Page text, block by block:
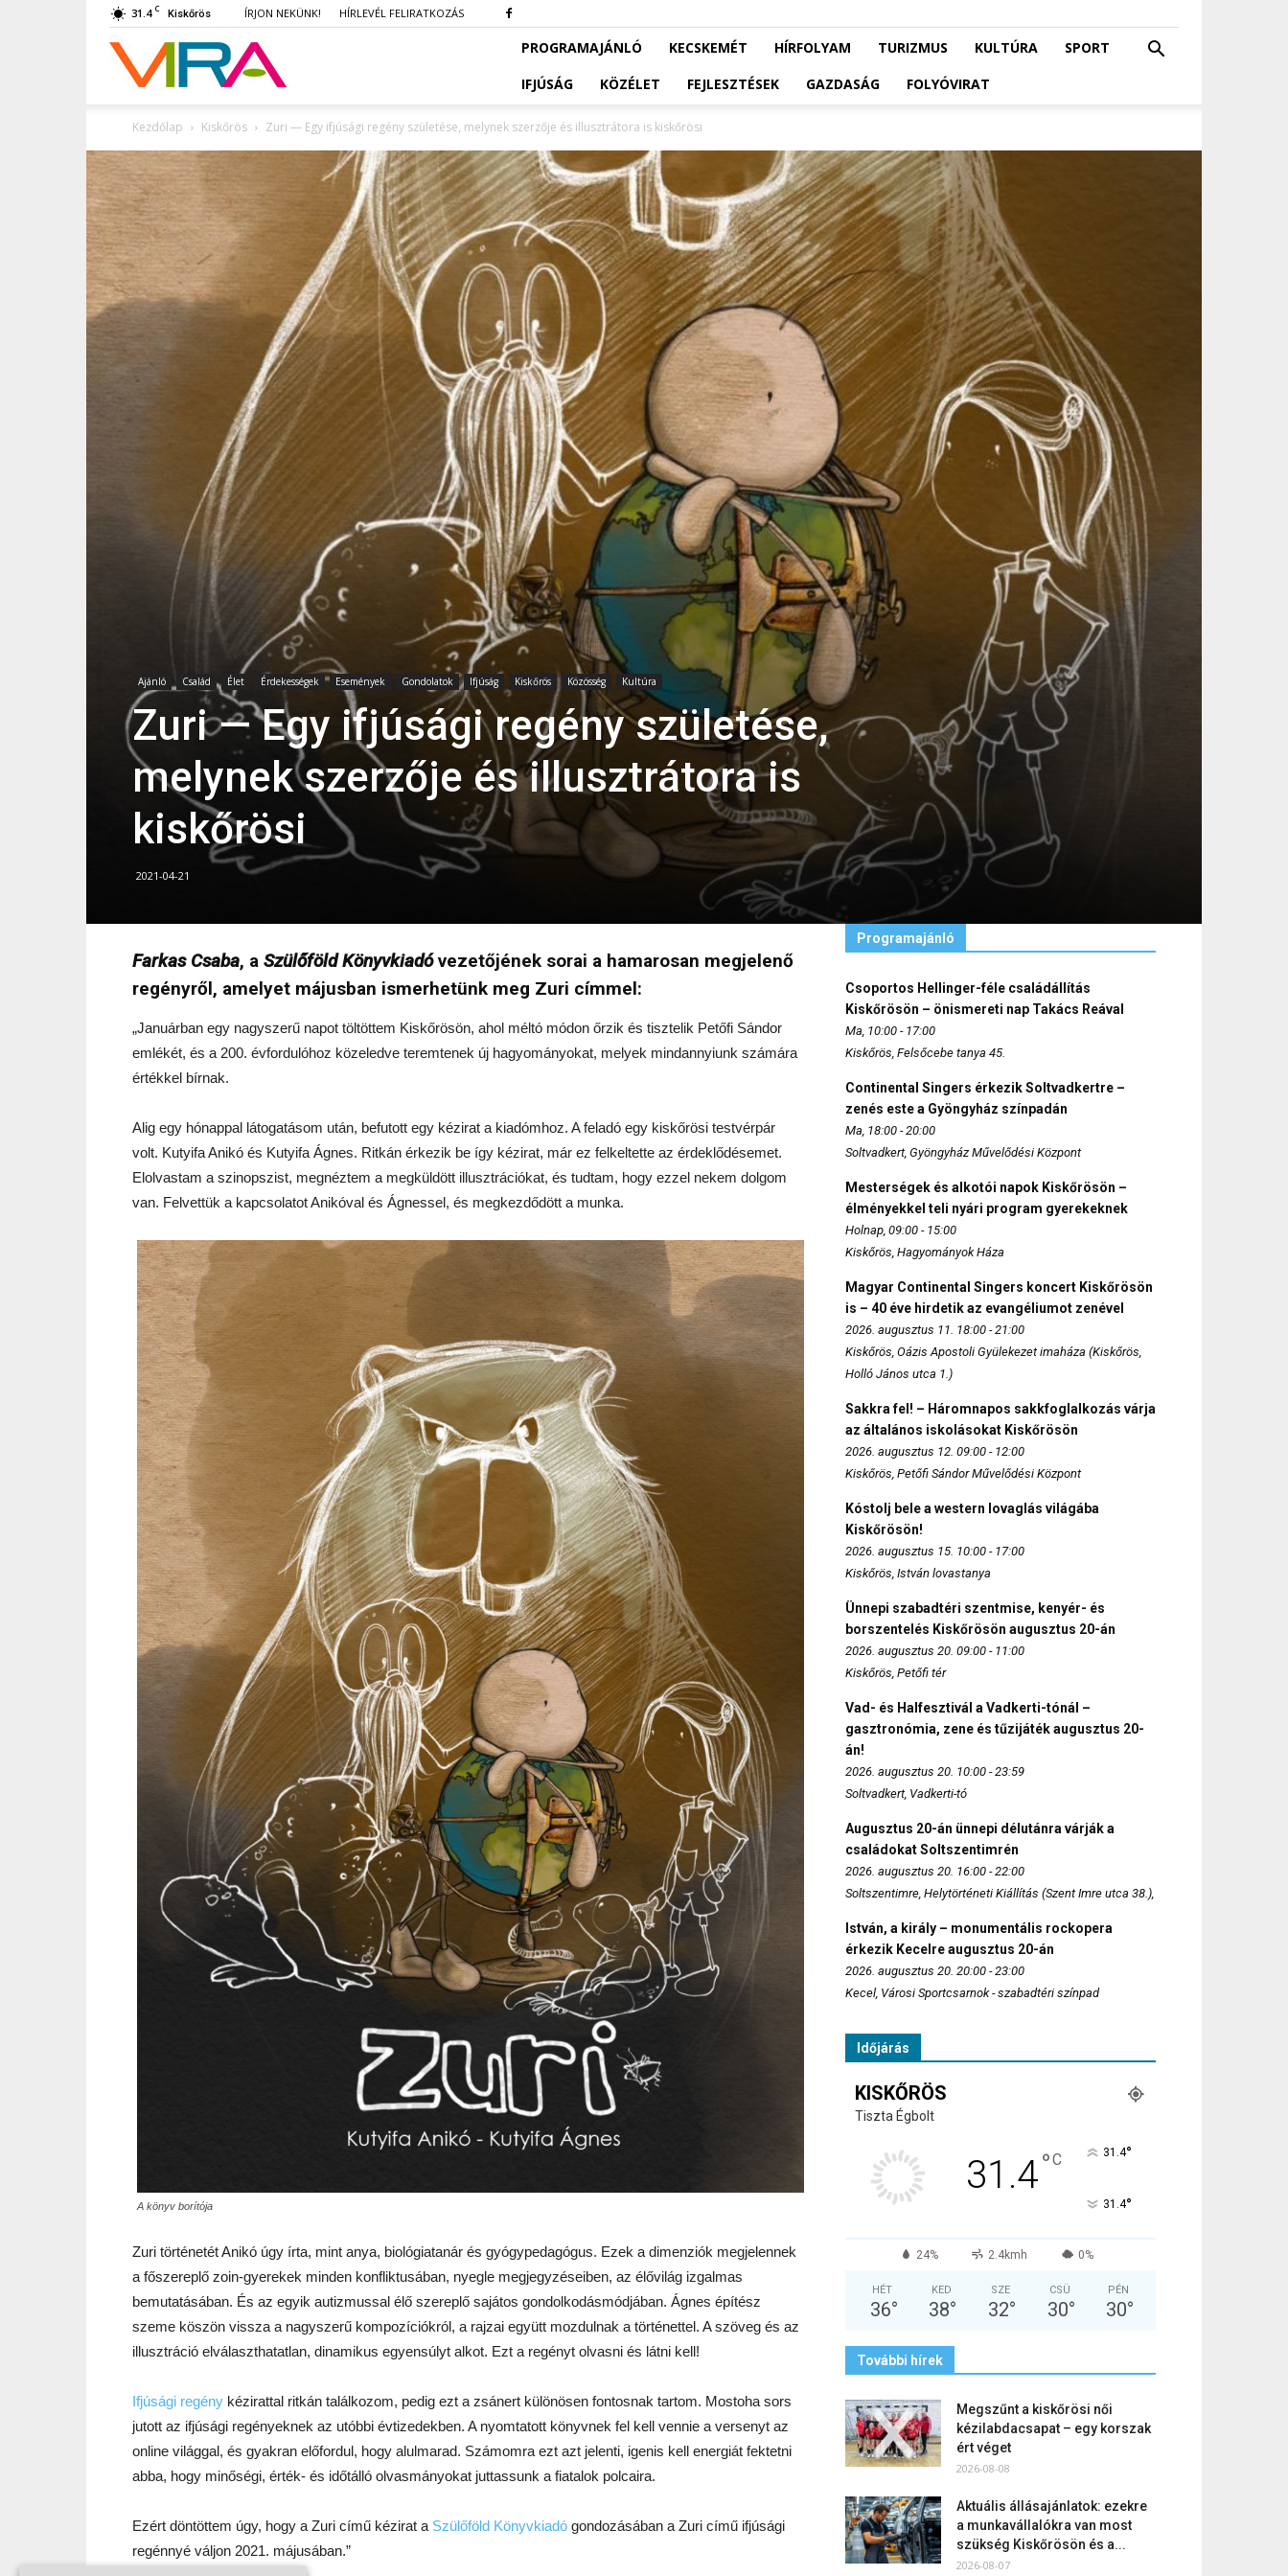
31.4 C Kiskőrös ÍRJON NEKÜNK! HÍRLEVÉL FELIRATKOZÁS
VIRA PROGRAMAJÁNLÓ KECSKEMÉT HÍRFOLYAM TURIZMUS KULTÚRA
SPORT
IFJÚSÁG
KÖZÉLET FEJLESZTÉSEK GAZDASÁG FOLYÓVIRAT
Kezdőlap Kiskőrös Zuri — Egy ifjúsági regény születése, melynek szerzője és illusztrátora is kiskőrösi
Ajánló Család Élet Érdekességek Események Gondolatok Ifjúság Kiskőrös Közösség Kultúra
Zuri — Egy ifjúsági regény születése,
melynek szerzője és illusztrátora is
kiskőrösi
2021-04-21
Farkas Csaba, a Szülőföld Könyvkiadóvezetőjének sorai a hamarosan megjelenő
regényről, amelyet májusban ismerhetünk meg Zuri címmel:
„Januárban egy nagyszerű napot töltöttem Kiskőrösön, ahol méltó módon őrzik és tisztelik Petőfi Sándor
emlékét, és a 200. évfordulóhoz közeledve teremtenek új hagyományokat, melyek mindannyiunk számára
értékkel bírnak.
Alig egy hónappal látogatásom után, befutott egy kézirat a kiadómhoz. A feladó egy kiskőrösi testvérpár
volt. Kutyifa Anikó és Kutyifa Ágnes. Ritkán érkezik be így kézirat, már ez felkeltette az érdeklődésemet.
Elolvastam a szinopszist, megnéztem a megküldött illusztrációkat, és tudtam, hogy ezzel nekem dolgom
van. Felvettük a kapcsolatot Anikóval és Ágnessel, és megkezdődött a munka.
A könyv borítója
Zuri történetét Anikó úgy írta, mint anya, biológiatanár és gyógypedagógus. Ezek a dimenziók megjelennek
a főszereplő zoin-gyerekek minden konfliktusában, nyegle megjegyzéseiben, az élővilág izgalmas
bemutatásában. És az egyik autizmussal élő szereplő sajátos gondolkodásmódjában. Ágnes építész
szeme köszön vissza a nagyszerű kompozíciókról, a rajzai együtt mozdulnak a történettel. A szöveg és az
illusztráció elválaszthatatlan, dinamikus egyensúlyt alkot. Ezt a regényt olvasni és látni kell!
Ifjúsági regény kézirattal ritkán találkozom, pedig ezt a zsánert különösen fontosnak tartom. Mostoha sors
jutott az ifjúsági regényeknek az utóbbi évtizedekben. A nyomtatott könyvnek fel kell vennie a versenyt az
online világgal, és gyakran előfordul, hogy alulmarad. Számomra ezt azt jelenti, igenis kell energiát fektetni
abba, hogy minőségi, érték- és időtálló olvasmányokat juttassunk a fiatalok polcaira.
Ezért döntöttem úgy, hogy a Zuri című kézirat a Szülőföld Könyvkiadó gondozásában a Zuri című ifjúsági
regénnyé váljon 2021. májusában.”
Programajánló
Csoportos Hellinger-féle családállítás
Kiskőrösön – önismereti nap Takács Reával
Ma, 10:00 - 17:00
Kiskőrös, Felsőcebe tanya 45.
Continental Singers érkezik Soltvadkertre –
zenés este a Gyöngyház színpadán
Ma, 18:00 - 20:00
Soltvadkert, Gyöngyház Művelődési Központ
Mesterségek és alkotói napok Kiskőrösön –
élményekkel teli nyári program gyerekeknek
Holnap, 09:00 - 15:00
Kiskőrös, Hagyományok Háza
Magyar Continental Singers koncert Kiskőrösön
is – 40 éve hirdetik az evangéliumot zenével
2026. augusztus 11. 18:00 - 21:00
Kiskőrös, Oázis Apostoli Gyülekezet imaháza (Kiskőrös,
Holló János utca 1.)
Sakkra fel! – Háromnapos sakkfoglalkozás várja
az általános iskolásokat Kiskőrösön
2026. augusztus 12. 09:00 - 12:00
Kiskőrös, Petőfi Sándor Művelődési Központ
Kóstolj bele a western lovaglás világába
Kiskőrösön!
2026. augusztus 15. 10:00 - 17:00
Kiskőrös, István lovastanya
Ünnepi szabadtéri szentmise, kenyér- és
borszentelés Kiskőrösön augusztus 20-án
2026. augusztus 20. 09:00 - 11:00
Kiskőrös, Petőfi tér
Vad- és Halfesztivál a Vadkerti-tónál –
gasztronómia, zene és tűzijáték augusztus 20-
án!
2026. augusztus 20. 10:00 - 23:59
Soltvadkert, Vadkerti-tó
Augusztus 20-án ünnepi délutánra várják a
családokat Soltszentimrén
2026. augusztus 20. 16:00 - 22:00
Soltszentimre, Helytörténeti Kiállítás (Szent Imre utca 38.),
István, a király – monumentális rockopera
érkezik Kecelre augusztus 20-án
2026. augusztus 20. 20:00 - 23:00
Kecel, Városi Sportcsarnok - szabadtéri színpad
Időjárás
KISKŐRÖS
Tiszta Égbolt
31.4°C 31.4°
31.4°
24% 2.4kmh 0%
HÉT
36°
KED
38°
SZE
32°
CSÜ
30°
PÉN
30°
További hírek
Megszűnt a kiskőrösi női
kézilabdacsapat – egy korszak
ért véget
2026-08-08
Aktuális állásajánlatok: ezekre
a munkavállalókra van most
szükség Kiskőrösön és a...
2026-08-07